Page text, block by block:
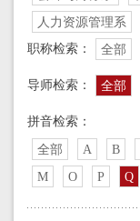
人力资源管理系
职称检索：
全部
导师检索： 全部
拼音检索：
全部 A B
M
O P Q